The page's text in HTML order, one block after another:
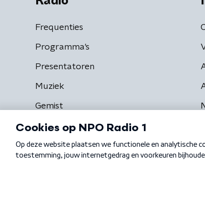
Frequenties
Programma's
Presentatoren
Muziek
Gemist
Algemene voorwaarden Privacybeleid